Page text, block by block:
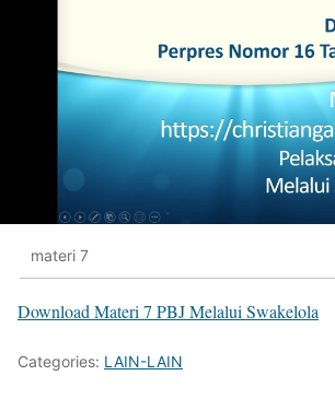
materi 7
Download Materi 7 PBJ Melalui Swakelola
Categories: LAIN-LAIN